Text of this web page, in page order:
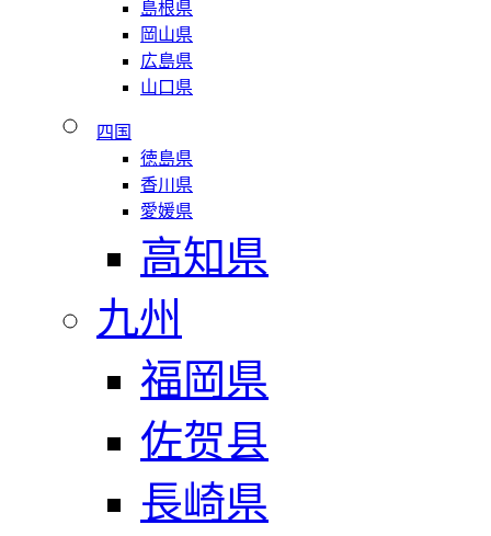
島根県
岡山県
広島県
山口県
四国
徳島県
香川県
愛媛県
高知県
九州
福岡県
佐贺县
長崎県